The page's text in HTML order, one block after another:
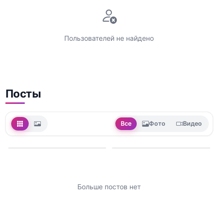
Пользователей не найдено
Посты
Все Фото Видео
Больше постов нет